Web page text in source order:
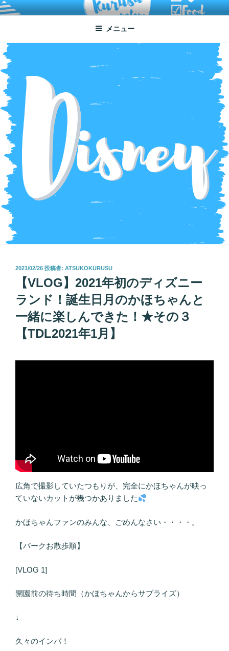
コ
ン
ン
ツ
へ
ス
キ
ッ
ATSUKO KURUSU SALONE
written by Atsuko Kurusu
メニュー
投
2021/02/26 投稿者: ATSUKOKURUSU
【VLOG】2021年初のディズニー
ランド！誕生日月のかほちゃんと
一緒に楽しんできた！★その３
【TDL2021年1月】
広角で撮影していたつもりが、完全にかほちゃんが映っ
ていないカットが幾つかありました
かほちゃんファンのみんな、ごめんなさい・・・・。
【パークお散歩順】
[VLOG 1]
開園前の待ち時間（かほちゃんからサプライズ）
↓
久々のインパ！